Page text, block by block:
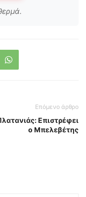
Επόμενο άρθρο
Επιστρέφει
ο Μπελεβέτης